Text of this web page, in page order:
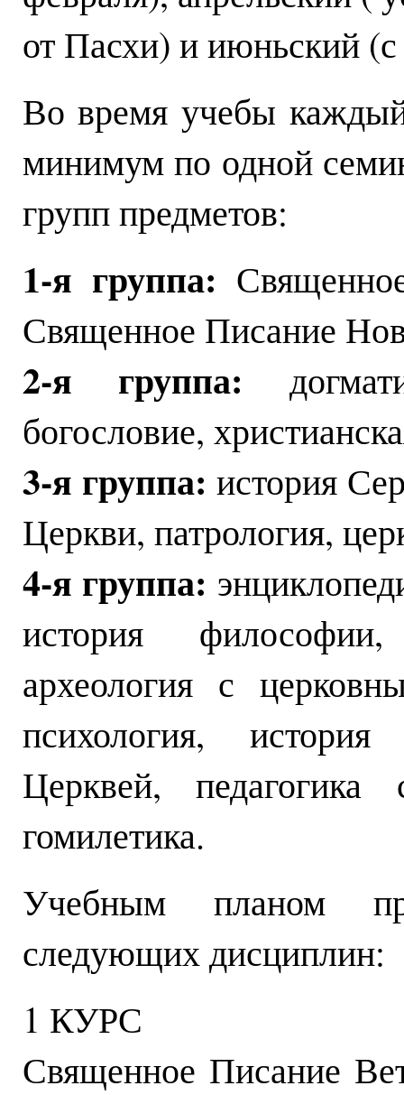
от Пасхи) и июньский
Во время учебы каждый
минимум по одной
групп предметов:
1-я группа:
Священное Писание
2-я группа:
богословие,
3-я группа: история
Церкви, патрология,
4-я группа:
история философии,
археология с
психология,
Церквей, педагогика
гомилетика.
Учебным планом
следующих дисциплин:
1 КУРС
Священное Писание